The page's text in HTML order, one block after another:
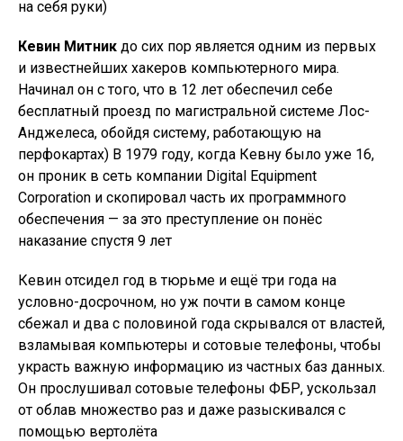
на себя руки)
Кевин Митник до сих пор является одним из первых
и известнейших хакеров компьютерного мира.
Начинал он с того, что в 12 лет обеспечил себе
бесплатный проезд по магистральной системе Лос-
Анджелеса, обойдя систему, работающую на
перфокартах) В 1979 году, когда Кевну было уже 16,
он проник в сеть компании Digital Equipment
Corporation и скопировал часть их программного
обеспечения — за это преступление он понёс
наказание спустя 9 лет
Кевин отсидел год в тюрьме и ещё три года на
условно-досрочном, но уж почти в самом конце
сбежал и два с половиной года скрывался от властей,
взламывая компьютеры и сотовые телефоны, чтобы
украсть важную информацию из частных баз данных.
Он прослушивал сотовые телефоны ФБР, ускользал
от облав множество раз и даже разыскивался с
помощью вертолёта